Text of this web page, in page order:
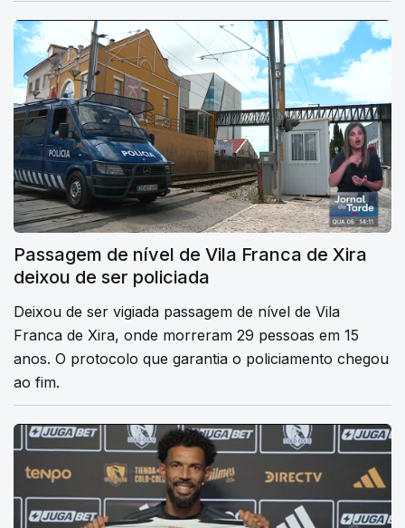
Passagem de nível de Vila Franca de Xira
deixou de ser policiada
Deixou de ser vigiada passagem de nível de Vila
Franca de Xira, onde morreram 29 pessoas em 15
anos. O protocolo que garantia o policiamento chegou
ao fim.